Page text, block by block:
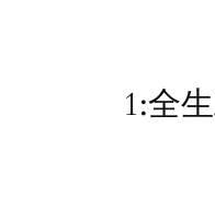
1:全